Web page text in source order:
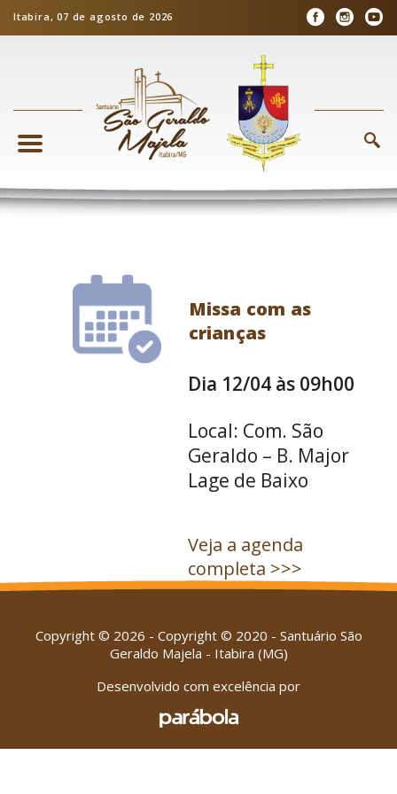
Itabira, 07 de agosto de 2026
Missa com as
crianças
Dia 12/04 às 09h00
Local: Com. São
Geraldo – B. Major
Lage de Baixo
Veja a agenda
completa >>>
Copyright © 2026 - Copyright © 2020 - Santuário São
Geraldo Majela - Itabira (MG)
Desenvolvido com excelência por